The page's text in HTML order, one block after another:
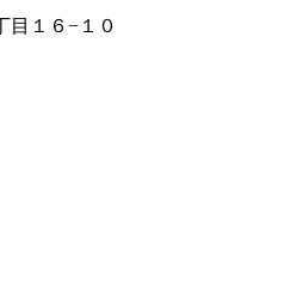
目１６−１０